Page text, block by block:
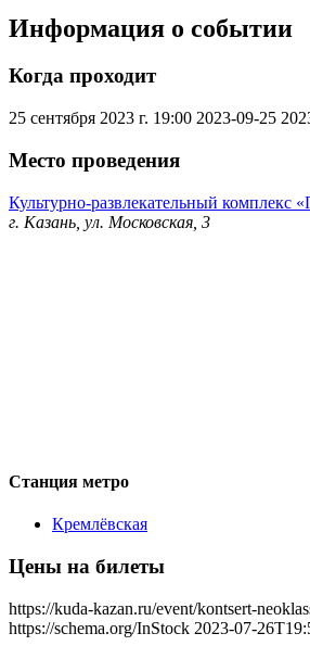
Информация о событии
Когда проходит
25 сентября 2023 г. 19:00 2023-09-25
Место проведения
Культурно-развлекательный комплекс
г. Казань, ул. Московская, 3
Станция метро
Кремлёвская
Цены на билеты
https://kuda-kazan.ru/event/kontsert-
https://schema.org/InStock 2023-07-